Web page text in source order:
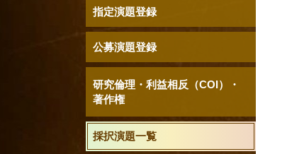
指定演題登録
公募演題登録
研究倫理・利益相反（COI）・
著作権
採択演題一覧